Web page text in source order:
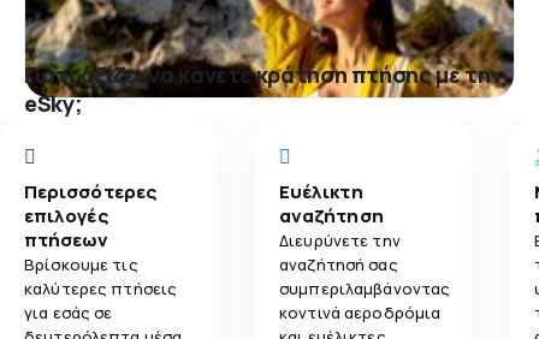
Γιατί αξίζει να κάνετε κράτηση πτήσης με την
eSky;
Περισσότερες
επιλογές
πτήσεων
Βρίσκουμε τις
καλύτερες πτήσεις
για εσάς σε
Ευέλικτη
αναζήτηση
Διευρύνετε την
αναζήτησή σας
συμπεριλαμβάνοντας
κοντινά αεροδρόμια